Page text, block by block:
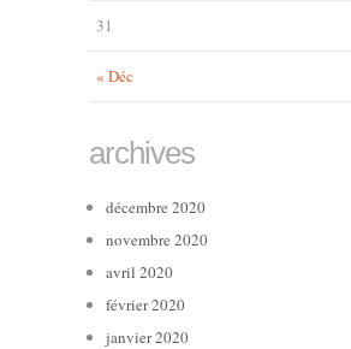
« Déc
31
archives
décembre 2020
novembre 2020
avril 2020
février 2020
janvier 2020